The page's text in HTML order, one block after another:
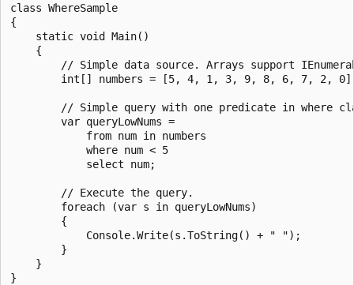
class WhereSample
{
    static void Main()
    {
// Simple data source. Arrays support
int[] numbers = [5, 4, 1, 3, 9, 8, 6, 7, 2,
// Simple query with one predicate in where
        var queryLowNums =
            from num in numbers
            where num < 5
            select num;
        // Execute the query.
        foreach (var s in queryLowNums)
        {
            Console.Write(s.ToString() + " ");
        }
    }
}